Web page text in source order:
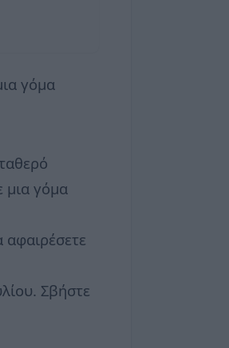
γόμα
μια γόμα
Σβήστε